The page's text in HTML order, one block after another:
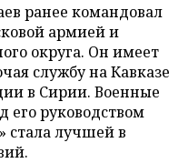
ранее командовал
армией и
округа. Он имеет
службу на Кавказе
в Сирии. Военные
его руководством
стала лучшей в